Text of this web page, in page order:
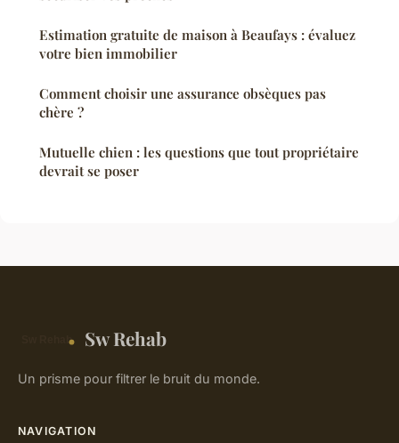
Estimation gratuite de maison à Beaufays : évaluez
votre bien immobilier
Comment choisir une assurance obsèques pas
chère ?
Mutuelle chien : les questions que tout propriétaire
devrait se poser
Sw Rehab
Un prisme pour filtrer le bruit du monde.
NAVIGATION